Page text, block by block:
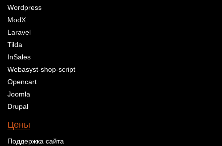
Wordpress
ModX
Laravel
Tilda
InSales
Webasyst-shop-script
Opencart
Joomla
Drupal
Цены
Поддержка сайта